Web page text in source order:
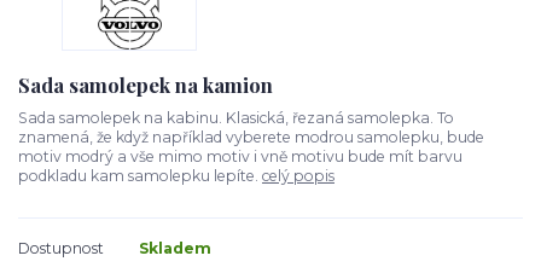
Sada samolepek na kamion
Sada samolepek na kabinu. Klasická, řezaná samolepka. To
znamená, že když například vyberete modrou samolepku, bude
motiv modrý a vše mimo motiv i vně motivu bude mít barvu
podkladu kam samolepku lepíte. celý popis
Dostupnost
Skladem